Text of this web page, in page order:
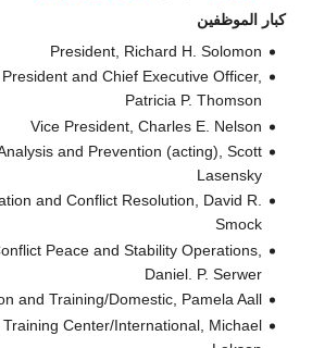
President, Richard H.
Vice President and Chief Executive
Patricia P.
Vice President, Charles E.
for Conflict Analysis and Prevention (acting),
for Mediation and Conflict Resolution,
for Post-Conflict Peace and Stability
Daniel. P.
Education and Training/Domestic,
and Training Center/International,